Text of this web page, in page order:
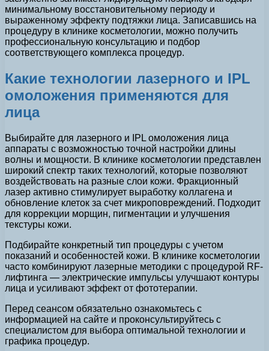
минимальному восстановительному периоду и
выраженному эффекту подтяжки лица. Записавшись на
процедуру в клинике косметологии, можно получить
профессиональную консультацию и подбор
соответствующего комплекса процедур.
Какие технологии лазерного и IPL
омоложения применяются для
лица
Выбирайте для лазерного и IPL омоложения лица
аппараты с возможностью точной настройки длины
волны и мощности. В клинике косметологии представлен
широкий спектр таких технологий, которые позволяют
воздействовать на разные слои кожи. Фракционный
лазер активно стимулирует выработку коллагена и
обновление клеток за счет микроповреждений. Подходит
для коррекции морщин, пигментации и улучшения
текстуры кожи.
Подбирайте конкретный тип процедуры с учетом
показаний и особенностей кожи. В клинике косметологии
часто комбинируют лазерные методики с процедурой RF-
лифтинга — электрические импульсы улучшают контуры
лица и усиливают эффект от фототерапии.
Перед сеансом обязательно ознакомьтесь с
информацией на сайте и проконсультируйтесь с
специалистом для выбора оптимальной технологии и
графика процедур.